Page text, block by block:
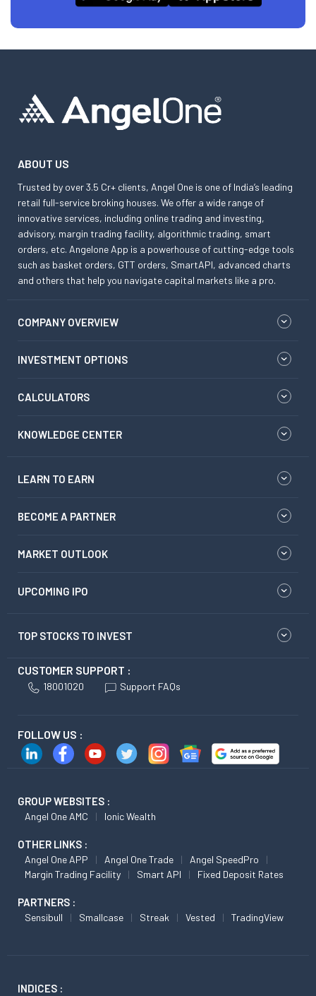
ABOUT US
Trusted by over 3.5 Cr+ clients, Angel One is one of India’s leading
retail full-service broking houses. We offer a wide range of
innovative services, including online trading and investing,
advisory, margin trading facility, algorithmic trading, smart
orders, etc. Angelone App is a powerhouse of cutting-edge tools
such as basket orders, GTT orders, SmartAPI, advanced charts
and others that help you navigate capital markets like a pro.
COMPANY OVERVIEW
INVESTMENT OPTIONS
CALCULATORS
KNOWLEDGE CENTER
LEARN TO EARN
BECOME A PARTNER
MARKET OUTLOOK
UPCOMING IPO
TOP STOCKS TO INVEST
CUSTOMER SUPPORT :
18001020 Support FAQs
FOLLOW US :
GROUP WEBSITES :
Angel One AMC Ionic Wealth
OTHER LINKS :
Angel One APP Angel One Trade
Angel SpeedPro
Margin Trading Facility
Smart API Fixed Deposit Rates
PARTNERS :
Sensibull Smallcase Streak Vested TradingView
INDICES :